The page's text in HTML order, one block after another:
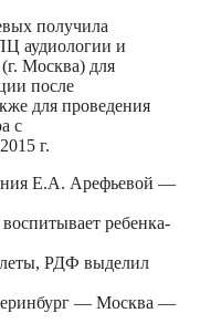
получила
аудиологии и
Москва) для
после
для проведения
с
г.
Е.А. Арефьевой —
ребенка-
РДФ выделил
— Москва —